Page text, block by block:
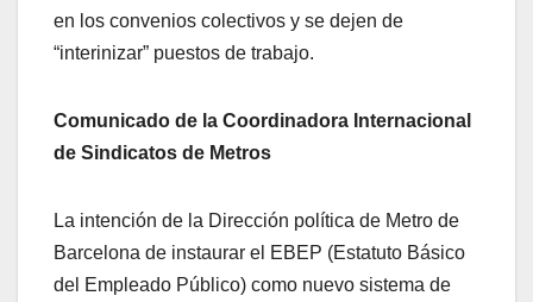
en los convenios colectivos y se dejen de
“interinizar” puestos de trabajo.
Comunicado de la Coordinadora Internacional
de Sindicatos de Metros
La intención de la Dirección política de Metro de
Barcelona de instaurar el EBEP (Estatuto Básico
del Empleado Público) como nuevo sistema de